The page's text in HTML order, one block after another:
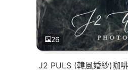
26
J2 PULS (韓風婚紗)咖